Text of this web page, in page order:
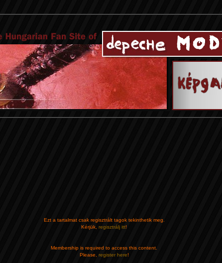
Ezt a tartalmat csak regisztrált tagok tekinthetik meg.
Kérjük, regisztrálj itt!
Membership is required to access this content.
Please, register here!